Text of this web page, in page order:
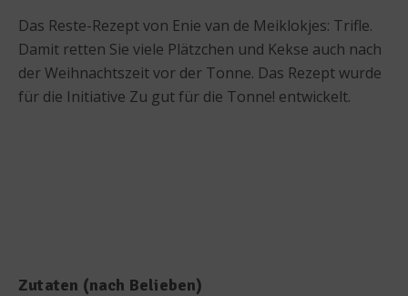
Das Reste-Rezept von Enie van de Meiklokjes: Trifle.
Damit retten Sie viele Plätzchen und Kekse auch nach
der Weihnachtszeit vor der Tonne. Das Rezept wurde
für die Initiative Zu gut für die Tonne! entwickelt.
Zutaten (nach Belieben)